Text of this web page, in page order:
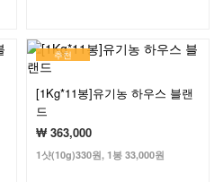
추천
[1Kg*11봉]유기농 하우스 블랜
드
₩ 363,000
1샷(10g)330원, 1봉 33,000원